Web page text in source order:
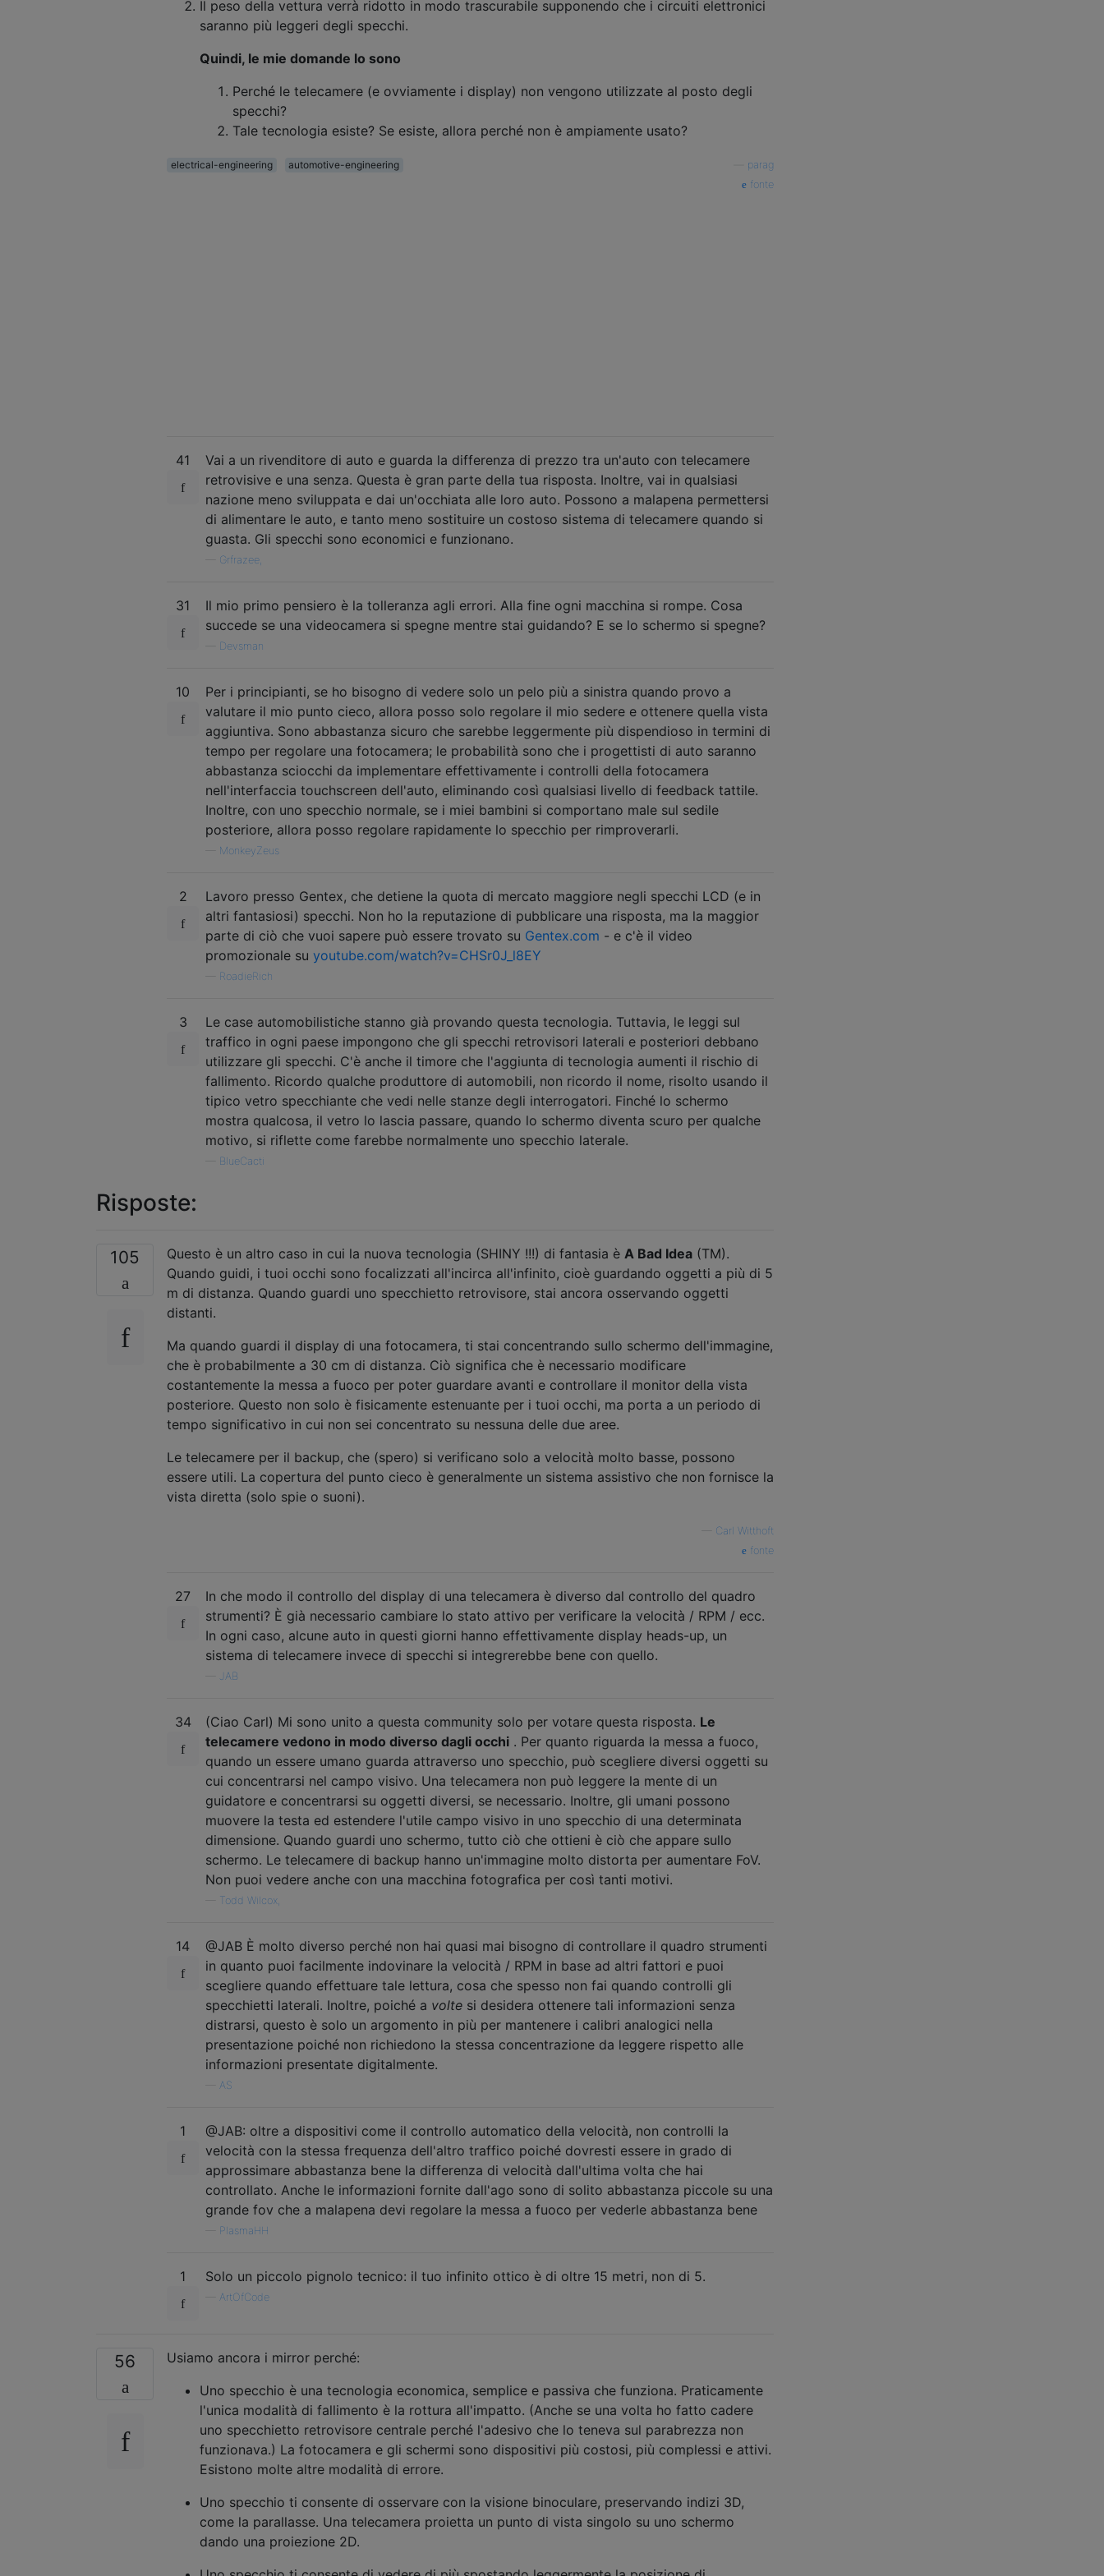
Il peso della vettura verrà ridotto in modo trascurabile supponendo che i circuiti elettronici
saranno più leggeri degli specchi.
Quindi, le mie domande lo sono
Perché le telecamere (e ovviamente i display) non vengono utilizzate al posto degli
specchi?
Tale tecnologia esiste? Se esiste, allora perché non è ampiamente usato?
electrical-engineering automotive-engineering
parag
fonte
41
Vai a un rivenditore di auto e guarda la differenza di prezzo tra un'auto con telecamere
retrovisive e una senza. Questa è gran parte della tua risposta. Inoltre, vai in qualsiasi
nazione meno sviluppata e dai un'occhiata alle loro auto. Possono a malapena permettersi
di alimentare le auto, e tanto meno sostituire un costoso sistema di telecamere quando si
guasta. Gli specchi sono economici e funzionano.
Grfrazee,
31
Il mio primo pensiero è la tolleranza agli errori. Alla fine ogni macchina si rompe. Cosa
succede se una videocamera si spegne mentre stai guidando? E se lo schermo si spegne?
Devsman
10
Per i principianti, se ho bisogno di vedere solo un pelo più a sinistra quando provo a
valutare il mio punto cieco, allora posso solo regolare il mio sedere e ottenere quella vista
aggiuntiva. Sono abbastanza sicuro che sarebbe leggermente più dispendioso in termini di
tempo per regolare una fotocamera; le probabilità sono che i progettisti di auto saranno
abbastanza sciocchi da implementare effettivamente i controlli della fotocamera
nell'interfaccia touchscreen dell'auto, eliminando così qualsiasi livello di feedback tattile.
Inoltre, con uno specchio normale, se i miei bambini si comportano male sul sedile
posteriore, allora posso regolare rapidamente lo specchio per rimproverarli.
MonkeyZeus
2
Lavoro presso Gentex, che detiene la quota di mercato maggiore negli specchi LCD (e in
altri fantasiosi) specchi. Non ho la reputazione di pubblicare una risposta, ma la maggior
parte di ciò che vuoi sapere può essere trovato su Gentex.com - e c'è il video
promozionale su youtube.com/watch?v=CHSr0J_l8EY
RoadieRich
3
Le case automobilistiche stanno già provando questa tecnologia. Tuttavia, le leggi sul
traffico in ogni paese impongono che gli specchi retrovisori laterali e posteriori debbano
utilizzare gli specchi. C'è anche il timore che l'aggiunta di tecnologia aumenti il ​​rischio di
fallimento. Ricordo qualche produttore di automobili, non ricordo il nome, risolto usando il
tipico vetro specchiante che vedi nelle stanze degli interrogatori. Finché lo schermo
mostra qualcosa, il vetro lo lascia passare, quando lo schermo diventa scuro per qualche
motivo, si riflette come farebbe normalmente uno specchio laterale.
BlueCacti
Risposte:
105 Questo è un altro caso in cui la nuova tecnologia (SHINY !!!) di fantasia è A Bad Idea (TM).
Quando guidi, i tuoi occhi sono focalizzati all'incirca all'infinito, cioè guardando oggetti a più di 5
m di distanza. Quando guardi uno specchietto retrovisore, stai ancora osservando oggetti
distanti.
Ma quando guardi il display di una fotocamera, ti stai concentrando sullo schermo dell'immagine,
che è probabilmente a 30 cm di distanza. Ciò significa che è necessario modificare
costantemente la messa a fuoco per poter guardare avanti e controllare il monitor della vista
posteriore. Questo non solo è fisicamente estenuante per i tuoi occhi, ma porta a un periodo di
tempo significativo in cui non sei concentrato su nessuna delle due aree.
Le telecamere per il backup, che (spero) si verificano solo a velocità molto basse, possono
essere utili. La copertura del punto cieco è generalmente un sistema assistivo che non fornisce la
vista diretta (solo spie o suoni).
Carl Witthoft
fonte
27
In che modo il controllo del display di una telecamera è diverso dal controllo del quadro
strumenti? È già necessario cambiare lo stato attivo per verificare la velocità / RPM / ecc.
In ogni caso, alcune auto in questi giorni hanno effettivamente display heads-up, un
sistema di telecamere invece di specchi si integrerebbe bene con quello.
JAB
34 (Ciao Carl) Mi sono unito a questa community solo per votare questa risposta. Le
telecamere vedono in modo diverso dagli occhi . Per quanto riguarda la messa a fuoco,
quando un essere umano guarda attraverso uno specchio, può scegliere diversi oggetti su
cui concentrarsi nel campo visivo. Una telecamera non può leggere la mente di un
guidatore e concentrarsi su oggetti diversi, se necessario. Inoltre, gli umani possono
muovere la testa ed estendere l'utile campo visivo in uno specchio di una determinata
dimensione. Quando guardi uno schermo, tutto ciò che ottieni è ciò che appare sullo
schermo. Le telecamere di backup hanno un'immagine molto distorta per aumentare FoV.
Non puoi vedere anche con una macchina fotografica per così tanti motivi.
Todd Wilcox,
14
@JAB È molto diverso perché non hai quasi mai bisogno di controllare il quadro strumenti
in quanto puoi facilmente indovinare la velocità / RPM in base ad altri fattori e puoi
scegliere quando effettuare tale lettura, cosa che spesso non fai quando controlli gli
specchietti laterali. Inoltre, poiché a volte si desidera ottenere tali informazioni senza
distrarsi, questo è solo un argomento in più per mantenere i calibri analogici nella
presentazione poiché non richiedono la stessa concentrazione da leggere rispetto alle
informazioni presentate digitalmente.
AS
1
@JAB: oltre a dispositivi come il controllo automatico della velocità, non controlli la
velocità con la stessa frequenza dell'altro traffico poiché dovresti essere in grado di
approssimare abbastanza bene la differenza di velocità dall'ultima volta che hai
controllato. Anche le informazioni fornite dall'ago sono di solito abbastanza piccole su una
grande fov che a malapena devi regolare la messa a fuoco per vederle abbastanza bene
PlasmaHH
1 Solo un piccolo pignolo tecnico: il tuo infinito ottico è di oltre 15 metri, non di 5.
ArtOfCode
56
Usiamo ancora i mirror perché:
Uno specchio è una tecnologia economica, semplice e passiva che funziona. Praticamente
l'unica modalità di fallimento è la rottura all'impatto. (Anche se una volta ho fatto cadere
uno specchietto retrovisore centrale perché l'adesivo che lo teneva sul parabrezza non
funzionava.) La fotocamera e gli schermi sono dispositivi più costosi, più complessi e attivi.
Esistono molte altre modalità di errore.
Uno specchio ti consente di osservare con la visione binoculare, preservando indizi 3D,
come la parallasse. Una telecamera proietta un punto di vista singolo su uno schermo
dando una proiezione 2D.